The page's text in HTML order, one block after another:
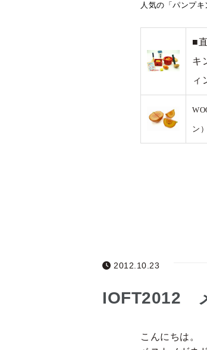
人気の「パンプ
■
キ
ィ
ン
2012.10.23
IOFT2012
こんにちは。